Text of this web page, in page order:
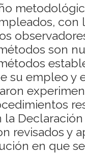
con
son
su empleo y
revisados y
en que